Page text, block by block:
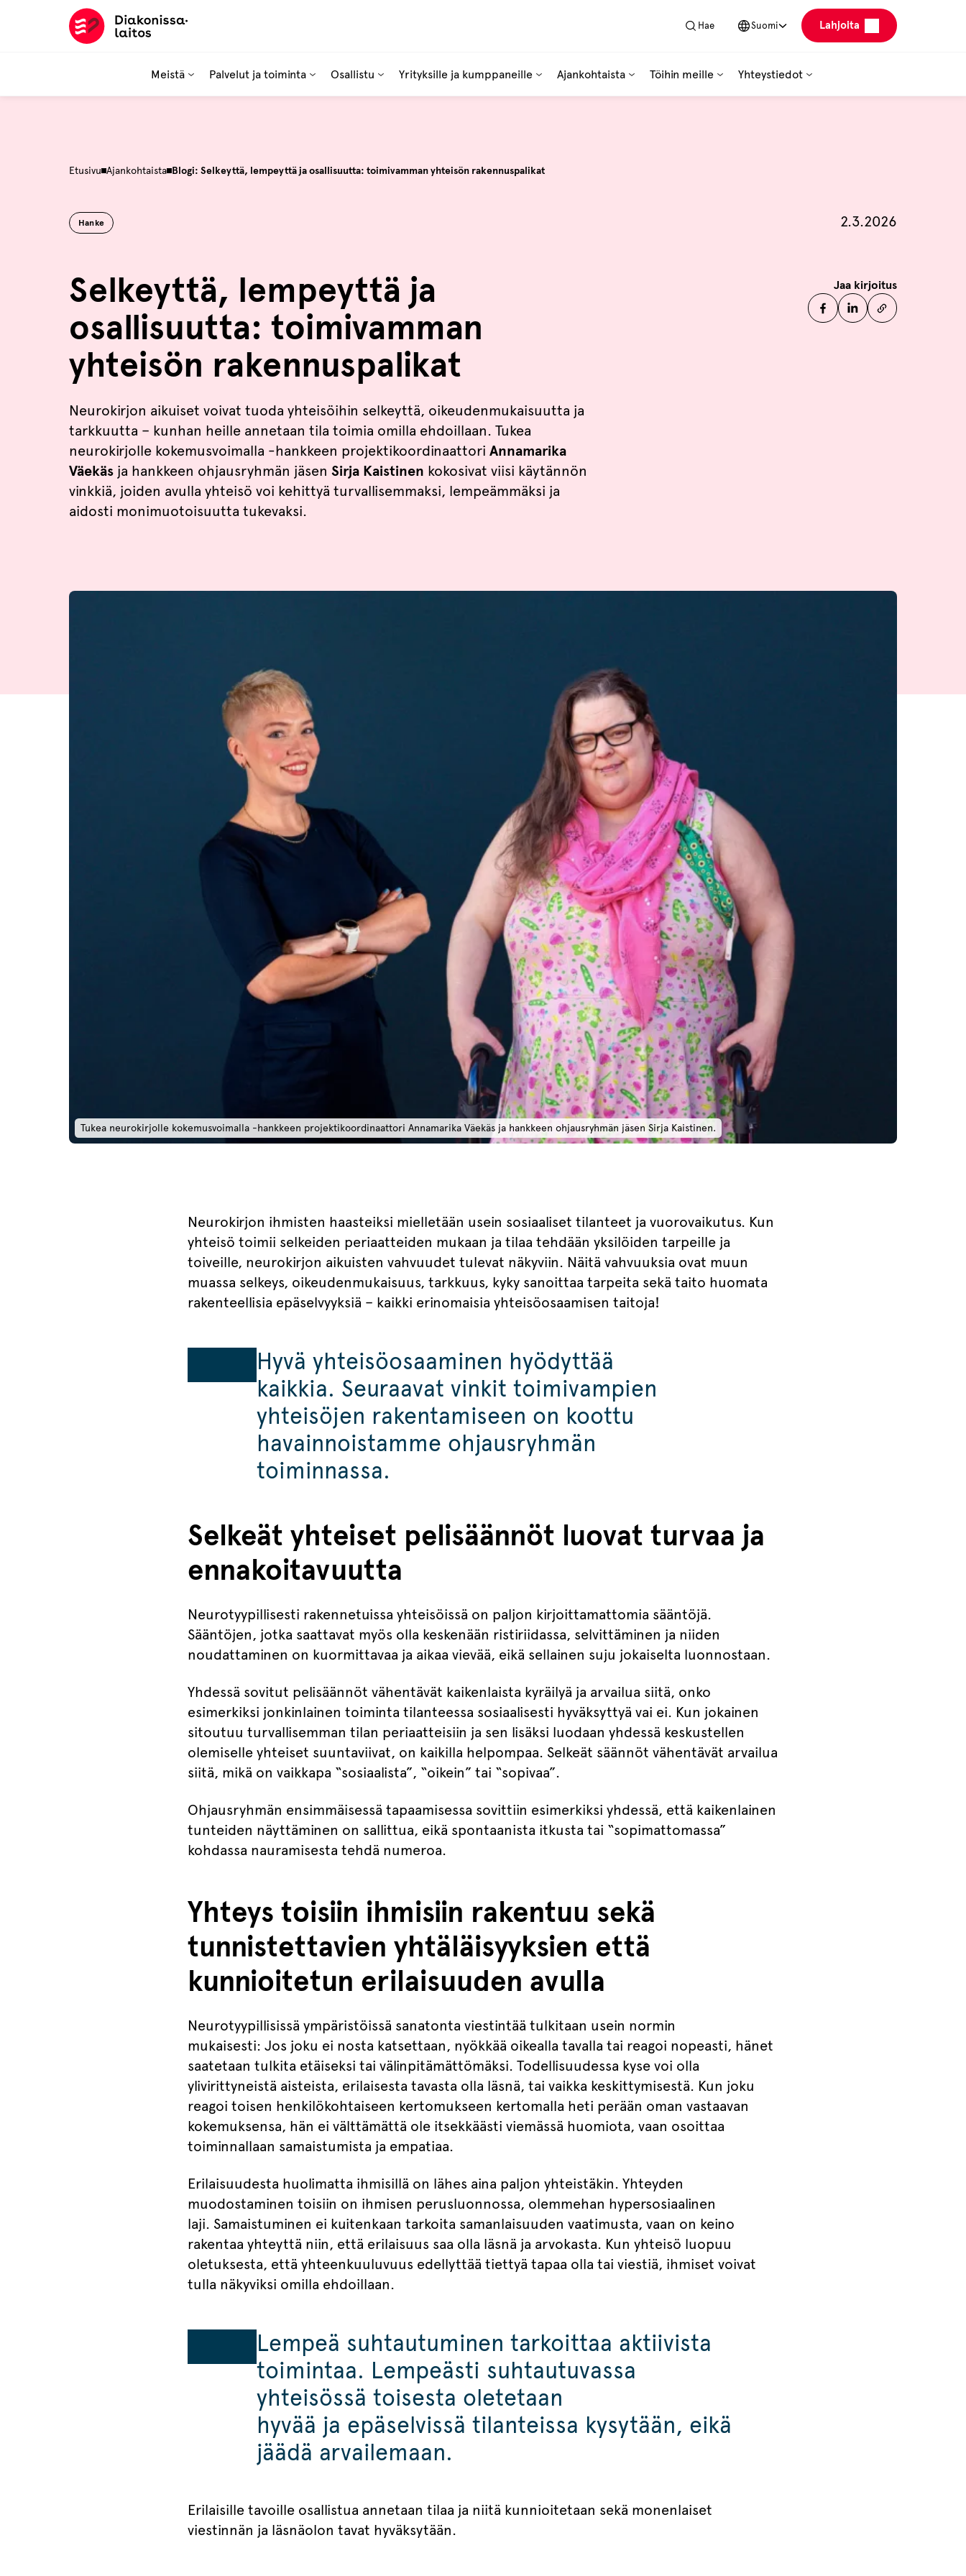
Hae Suomi Lahjoita
Meistä Palvelut ja toiminta Osallistu Yrityksille ja kumppaneille Ajankohtaista Töihin meille Yhteystiedot
Etusivu Ajankohtaista Blogi: Selkeyttä, lempeyttä ja osallisuutta: toimivamman yhteisön rakennuspalikat
Hanke Julkaistu
2.3.2026
Selkeyttä, lempeyttä ja
osallisuutta: toimivamman
yhteisön rakennuspalikat
Neurokirjon aikuiset voivat tuoda yhteisöihin selkeyttä, oikeudenmukaisuutta ja
tarkkuutta – kunhan heille annetaan tila toimia omilla ehdoillaan. Tukea
neurokirjolle kokemusvoimalla -hankkeen projektikoordinaattori Annamarika
Väekäs ja hankkeen ohjausryhmän jäsen Sirja Kaistinen kokosivat viisi käytännön
vinkkiä, joiden avulla yhteisö voi kehittyä turvallisemmaksi, lempeämmäksi ja
aidosti monimuotoisuutta tukevaksi.
Jaa kirjoitus
Tukea neurokirjolle kokemusvoimalla -hankkeen projektikoordinaattori Annamarika Väekäs ja hankkeen ohjausryhmän jäsen Sirja Kaistinen.
Neurokirjon ihmisten haasteiksi mielletään usein sosiaaliset tilanteet ja vuorovaikutus. Kun
yhteisö toimii selkeiden periaatteiden mukaan ja tilaa tehdään yksilöiden tarpeille ja
toiveille, neurokirjon aikuisten vahvuudet tulevat näkyviin. Näitä vahvuuksia ovat muun
muassa selkeys, oikeudenmukaisuus, tarkkuus, kyky sanoittaa tarpeita sekä taito huomata
rakenteellisia epäselvyyksiä – kaikki erinomaisia yhteisöosaamisen taitoja!
Hyvä yhteisöosaaminen hyödyttää
kaikkia. Seuraavat vinkit toimivampien
yhteisöjen rakentamiseen on koottu
havainnoistamme ohjausryhmän
toiminnassa.
Selkeät yhteiset pelisäännöt luovat turvaa ja
ennakoitavuutta
Neurotyypillisesti rakennetuissa yhteisöissä on paljon kirjoittamattomia sääntöjä.
Sääntöjen, jotka saattavat myös olla keskenään ristiriidassa, selvittäminen ja niiden
noudattaminen on kuormittavaa ja aikaa vievää, eikä sellainen suju jokaiselta luonnostaan.
Yhdessä sovitut pelisäännöt vähentävät kaikenlaista kyräilyä ja arvailua siitä, onko
esimerkiksi jonkinlainen toiminta tilanteessa sosiaalisesti hyväksyttyä vai ei. Kun jokainen
sitoutuu turvallisemman tilan periaatteisiin ja sen lisäksi luodaan yhdessä keskustellen
olemiselle yhteiset suuntaviivat, on kaikilla helpompaa. Selkeät säännöt vähentävät arvailua
siitä, mikä on vaikkapa “sosiaalista”, “oikein” tai “sopivaa”.
Ohjausryhmän ensimmäisessä tapaamisessa sovittiin esimerkiksi yhdessä, että kaikenlainen
tunteiden näyttäminen on sallittua, eikä spontaanista itkusta tai “sopimattomassa”
kohdassa nauramisesta tehdä numeroa.
Yhteys toisiin ihmisiin rakentuu sekä
tunnistettavien yhtäläisyyksien että
kunnioitetun erilaisuuden avulla
Neurotyypillisissä ympäristöissä sanatonta viestintää tulkitaan usein normin
mukaisesti: Jos joku ei nosta katsettaan, nyökkää oikealla tavalla tai reagoi nopeasti, hänet
saatetaan tulkita etäiseksi tai välinpitämättömäksi. Todellisuudessa kyse voi olla
ylivirittyneistä aisteista, erilaisesta tavasta olla läsnä, tai vaikka keskittymisestä. Kun joku
reagoi toisen henkilökohtaiseen kertomukseen kertomalla heti perään oman vastaavan
kokemuksensa, hän ei välttämättä ole itsekkäästi viemässä huomiota, vaan osoittaa
toiminnallaan samaistumista ja empatiaa.
Erilaisuudesta huolimatta ihmisillä on lähes aina paljon yhteistäkin. Yhteyden
muodostaminen toisiin on ihmisen perusluonnossa, olemmehan hypersosiaalinen
laji. Samaistuminen ei kuitenkaan tarkoita samanlaisuuden vaatimusta, vaan on keino
rakentaa yhteyttä niin, että erilaisuus saa olla läsnä ja arvokasta. Kun yhteisö luopuu
oletuksesta, että yhteenkuuluvuus edellyttää tiettyä tapaa olla tai viestiä, ihmiset voivat
tulla näkyviksi omilla ehdoillaan.
Lempeä suhtautuminen tarkoittaa aktiivista
toimintaa. Lempeästi suhtautuvassa
yhteisössä toisesta oletetaan
hyvää ja epäselvissä tilanteissa kysytään, eikä
jäädä arvailemaan.
Erilaisille tavoille osallistua annetaan tilaa ja niitä kunnioitetaan sekä monenlaiset
viestinnän ja läsnäolon tavat hyväksytään.